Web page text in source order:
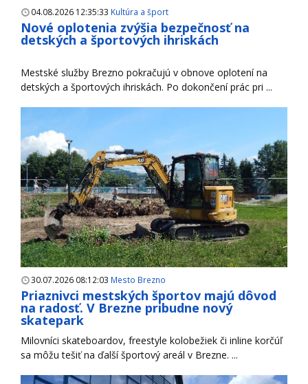
04.08.2026 12:35:33 Kultúra a šport
Nové oplotenia zvýšia bezpečnosť na
detských a športových ihriskách
Mestské služby Brezno pokračujú v obnove oplotení na
detských a športových ihriskách. Po dokončení prác pri ...
30.07.2026 08:12:03 Mesto Brezno
Priaznivci mestských športov majú dôvod
na radosť. V Brezne pribudne nový
skatepark
Milovníci skateboardov, freestyle kolobežiek či inline korčúľ
sa môžu tešiť na ďalší športový areál v Brezne. ...